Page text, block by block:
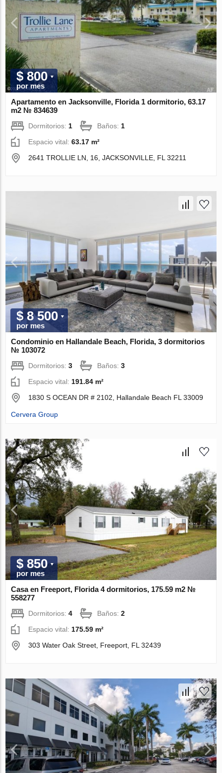
$ 800
por mes
Apartamento en Jacksonville, Florida 1 dormitorio, 63.17
m2 № 834639
Dormitorios:1 Baños:1
Espacio vital:63.17 m²
2641 TROLLIE LN, 16, JACKSONVILLE, FL 32211
$ 8 500
por mes
Condominio en Hallandale Beach, Florida, 3 dormitorios
№ 103072
Dormitorios:3 Baños:3
Espacio vital: 191.84 m²
1830 S OCEAN DR # 2102, Hallandale Beach FL 33009
Cervera Group
$ 850
por mes
Casa en Freeport, Florida 4 dormitorios, 175.59 m2 №
558277
Dormitorios:4 Baños:2
Espacio vital: 175.59 m²
303 Water Oak Street, Freeport, FL 32439